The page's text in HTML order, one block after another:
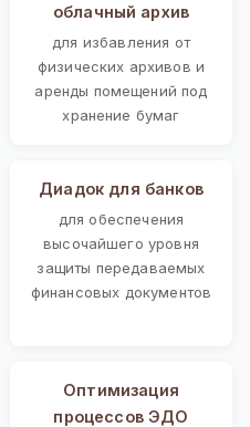
облачный архив
для избавления от
физических архивов и
аренды помещений под
хранение бумаг
Диадок для банков
для обеспечения
высочайшего уровня
защиты передаваемых
финансовых документов
Оптимизация
процессов ЭДО